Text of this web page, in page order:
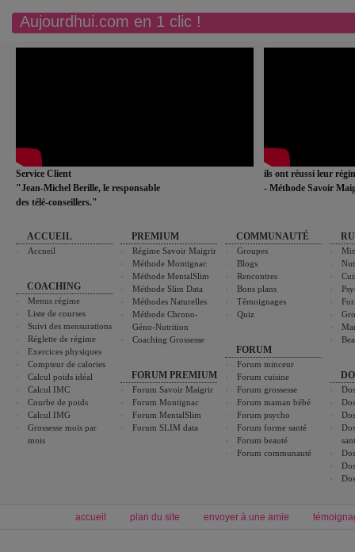
Aujourdhui.com en 1 clic !
Service Client
"Jean-Michel Berille, le responsable
des télé-conseillers."
ils ont réussi leur
- Méthode Savoir
ACCUEIL
Accueil
COACHING
Menus régime
Liste de courses
Suivi des mensurations
Réglette de régime
Exercices physiques
Compteur de calories
Calcul poids idéal
Calcul IMC
Courbe de poids
Calcul IMG
Grossesse mois par
mois
PREMIUM
Régime Savoir Maigrir
Méthode Montignac
Méthode MentalSlim
Méthode Slim Data
Méthodes Naturelles
Méthode Chrono-
Géno-Nutrition
Coaching Grossesse
FORUM PREMIUM
Forum Savoir Maigrir
Forum Montignac
Forum MentalSlim
Forum SLIM data
COMMUNAUTÉ
Groupes
Blogs
Rencontres
Bons plans
Témoignages
Quiz
FORUM
Forum minceur
Forum cuisine
Forum grossesse
Forum maman bébé
Forum psycho
Forum forme santé
Forum beauté
Forum communauté
accueil plan du site envoyer à une amie